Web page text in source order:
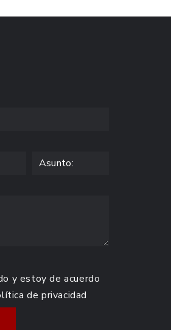
y estoy de acuerdo
de privacidad